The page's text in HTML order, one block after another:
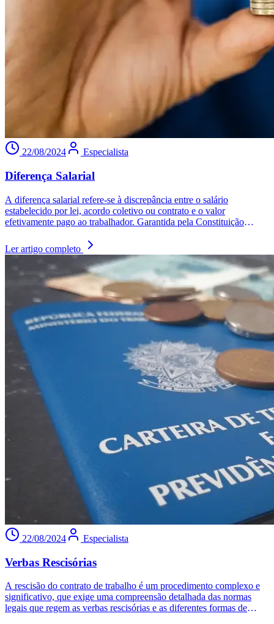
22/08/2024 Especialista
Diferença Salarial
A diferença salarial refere-se à discrepância entre o salário
estabelecido por lei, acordo coletivo ou contrato e o valor
efetivamente pago ao trabalhador. Garantida pela Constituição
administrativos ou práticas irregulares. Suas consequências incluem
impactos financeiros e previdenciários para o trabalhador, como a
redução da renda e possíveis efeitos na aposentadoria, além de
potenciais ações judiciais para o empregador.
Ler artigo completo
22/08/2024 Especialista
Verbas Rescisórias
A rescisão do contrato de trabalho é um procedimento complexo e
significativo, que exige uma compreensão detalhada das normas
legais que regem as verbas rescisórias e as diferentes formas de